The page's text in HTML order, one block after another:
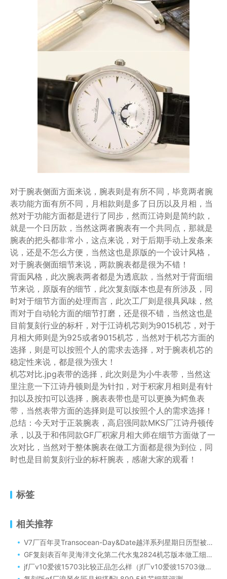
对于腕表侧面方面来说，腕表则是有所不同，毕竟两者腕
表功能方面有所不同，月相款则是多了日历以及月相，当
然对于功能方面都是进行了同步，然而江诗则是简约款，
就是一个日历款，当然这两者腕表有一个共同点，那就是
腕表的把头都非常小，这点来说，对于后期手动上发条来
说，还是不怎么方便，当然这也是原版的一个设计风格，
对于腕表侧面细节来说，两款腕表都是很为不错！
背面风格，此次腕表两者都是为透底款，当然对于背面细
节来说，原版有的细节，此次复刻版本也是有所涉及，同
时对于细节方面的处理而言，此次工厂则是很具风味，然
而对于自动轮方面的细节打磨，还是很不错，当然这也是
目前复刻行业的标杆，对于江诗机芯则为9015机芯，对于
月相大师则是为925或者9015机芯，当然对于机芯方面的
选择，则是可以按照个人的需求去选择，对于腕表机芯的
稳定性来说，都是很为强大！
机芯对比.jpg表带的选择，此次则是为小牛表带，当然这
里注意一下江诗丹顿则是为针扣，对于积家月相则是有针
扣以及按扣可以选择，腕表表带也是可以更换为鳄鱼表
带，当然表带方面的选择则是可以按照个人的需求选择！
总结：今天对于正装腕表，高启强同款MKS厂江诗丹顿传
承，以及于和伟同款GF厂积家月相大师在细节方面做了一
次对比，当然对于整体腕表在做工方面都是很为到位，同
时也是目前复刻行业的标杆腕表，感谢大家的观看！
标签
相关推荐
V7厂百年灵Transocean-Day&Date越洋系列星期日历型被称为头等舱级腕表
GF复刻表百年灵海洋文化第二代水鬼2824机芯版本做工细节全新全面评测
jf厂v10爱彼15703比较正品怎么样（jf厂v10爱彼15703做工水平比较会一眼假吗？）